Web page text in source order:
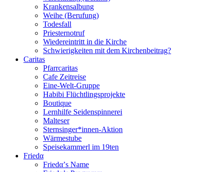
Krankensalbung
Weihe (Berufung)
Todesfall
Priesternotruf
Wiedereintritt in die Kirche
Schwierigkeiten mit dem Kirchenbeitrag?
Caritas
Pfarrcaritas
Cafe Zeitreise
Eine-Welt-Gruppe
Habibi Flüchtlingsprojekte
Boutique
Lernhilfe Seidenspinnerei
Malteser
Sternsinger*innen-Aktion
Wärmestube
Speisekammerl im 19ten
Friedα
Friedα’s Name